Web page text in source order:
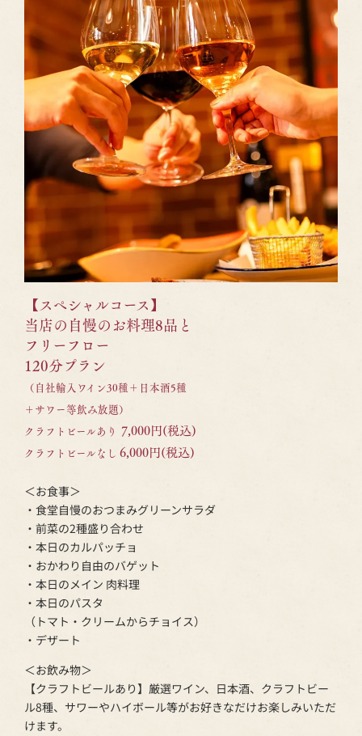
【スペシャルコース】
当店の自慢のお料理8品と
フリーフロー
120分プラン
（自社輸入ワイン30種＋日本酒5種
＋サワー等飲み放題）
クラフトビールあり 7,000円(税込)
クラフトビールなし 6,000円(税込)
＜お食事＞
・食堂自慢のおつまみグリーンサラダ
・前菜の2種盛り合わせ
・本日のカルパッチョ
・おかわり自由のバゲット
・本日のメイン 肉料理
・本日のパスタ
（トマト・クリームからチョイス）
・デザート
＜お飲み物＞
【クラフトビールあり】厳選ワイン、日本酒、クラフトビー
ル8種、サワーやハイボール等がお好きなだけお楽しみいただ
けます。